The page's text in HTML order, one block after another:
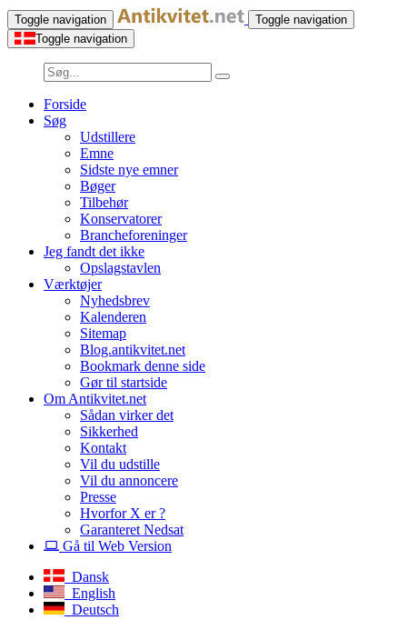
Toggle navigation
Toggle navigation
Toggle navigation
Forside
Søg
Udstillere
Emne
Sidste nye emner
Bøger
Tilbehør
Konservatorer
Brancheforeninger
Jeg fandt det ikke
Opslagstavlen
Værktøjer
Nyhedsbrev
Kalenderen
Sitemap
Blog.antikvitet.net
Bookmark denne side
Gør til startside
Om Antikvitet.net
Sådan virker det
Sikkerhed
Kontakt
Vil du udstille
Vil du annoncere
Presse
Hvorfor X er ?
Garanteret Nedsat
Gå til Web Version
Dansk
English
Deutsch